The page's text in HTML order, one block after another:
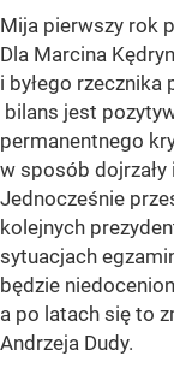
Mija pierwszy rok
Dla Marcina
i byłego
bilans jest
permanentnego
w sposób
Jednocześnie
kolejnych
sytuacjach
będzie
a po latach się to
Andrzeja Dudy.